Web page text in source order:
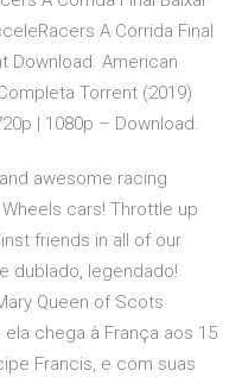
A Corrida Final
Download. American
Torrent (2019)
| 1080p – Download.
awesome racing
cars! Throttle up
friends in all of our
dublado, legendado!
Queen of Scots
chega à França aos 15
Francis, e com suas